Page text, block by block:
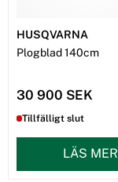
HUSQVARNA
Plogblad 140cm
30 900 SEK
Tillfälligt slut
LÄS MER